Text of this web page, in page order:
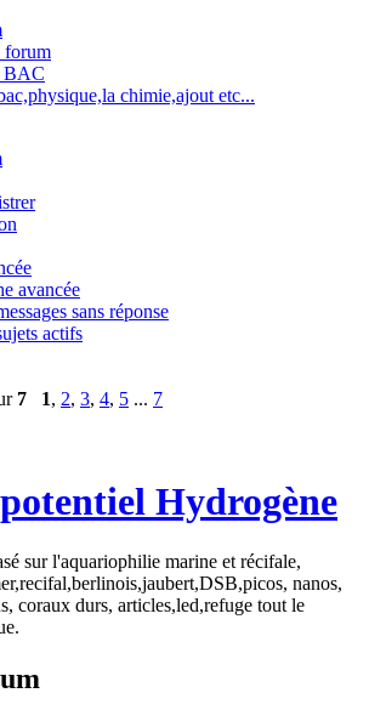
forum
BAC
chimie,ajout etc...
avancée
sans réponse
actifs
7 1, 2, 3, 4, 5 ... 7
Hydrogène
sur l'aquariophilie marine et récifale,
nanos,
coraux durs, articles,led,refuge tout le